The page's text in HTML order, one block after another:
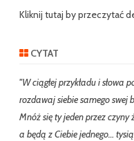
h
Kliknij tutaj by przeczytać
CYTAT
"W ciągłej przykładu i słowa
rozdawaj siebie samego swej
Mnóż się ty jeden przez czyny
a będą z Ciebie jednego…